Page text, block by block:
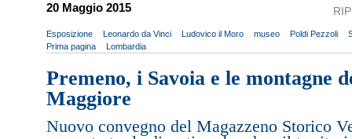
20 Maggio 2015
Esposizione Leonardo da Vinci Ludovico il Moro museo Poldi Pezzoli
Prima pagina
Lombardia
Premeno, i Savoia e le montagne
Maggiore
Nuovo convegno del Magazzeno Storico